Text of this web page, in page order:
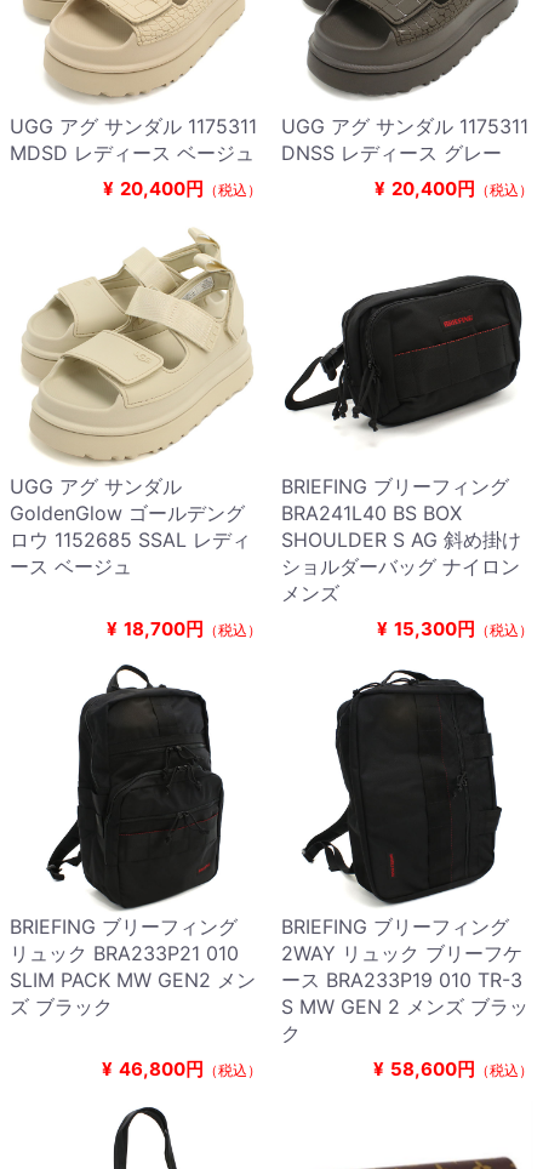
UGG アグ サンダル 1175311
MDSD レディース ベージュ
¥ 20,400円 （税込）
UGG アグ サンダル 1175311
DNSS レディース グレー
¥ 20,400円 （税込）
UGG アグ サンダル
GoldenGlow ゴールデング
ロウ 1152685 SSAL レディ
ース ベージュ
¥ 18,700円 （税込）
BRIEFING ブリーフィング
BRA241L40 BS BOX
SHOULDER S AG 斜め掛け
ショルダーバッグ ナイロン
メンズ
¥ 15,300円 （税込）
BRIEFING ブリーフィング
リュック BRA233P21 010
SLIM PACK MW GEN2 メン
ズ ブラック
¥ 46,800円 （税込）
BRIEFING ブリーフィング
2WAY リュック ブリーフケ
ース BRA233P19 010 TR-3
S MW GEN 2 メンズ ブラッ
ク
¥ 58,600円 （税込）